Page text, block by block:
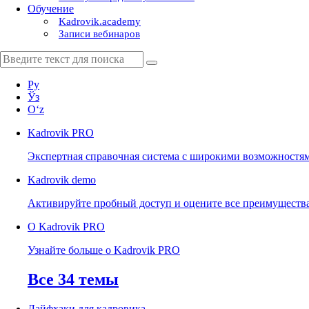
Обучение
Kadrovik.academy
Записи вебинаров
Ру
Ўз
Oʻz
Kadrovik PRO
Экспертная справочная система с широкими
Kadrovik demo
Активируйте пробный доступ и оцените все
О Kadrovik PRO
Узнайте больше о Kadrovik PRO
Все 34 темы